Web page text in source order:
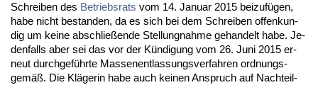
Schrei­ben des Be­triebs­rats vom 14. Ja­nu­ar 2015 bei­zufügen,
ha­be nicht be­stan­den, da es sich bei dem Schrei­ben of­fen­kun­
dig um kei­ne ab­sch­ließen­de Stel­lung­nah­me ge­han­delt ha­be. Je­
den­falls aber sei das vor der Kündi­gung vom 26. Ju­ni 2015 er­
neut durch­geführ­te Mas­sen­ent­las­sungs­ver­fah­ren ord­nungs­
gemäß. Die Kläge­rin ha­be auch kei­nen An­spruch auf Nach­teil­